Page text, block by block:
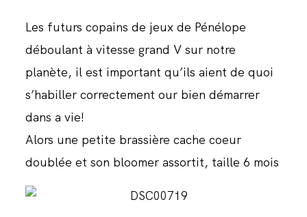
A PROPOS
MARIÉES
Les futurs copains de jeux de Pénélope
déboulant à vitesse grand V sur notre
planète, il est important qu’ils aient de quoi
s’habiller correctement our bien démarrer
dans a vie!
Alors une petite brassière cache coeur
doublée et son bloomer assortit, taille 6 mois